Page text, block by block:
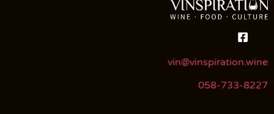
vin@vinspiration.wine
058-733-8227